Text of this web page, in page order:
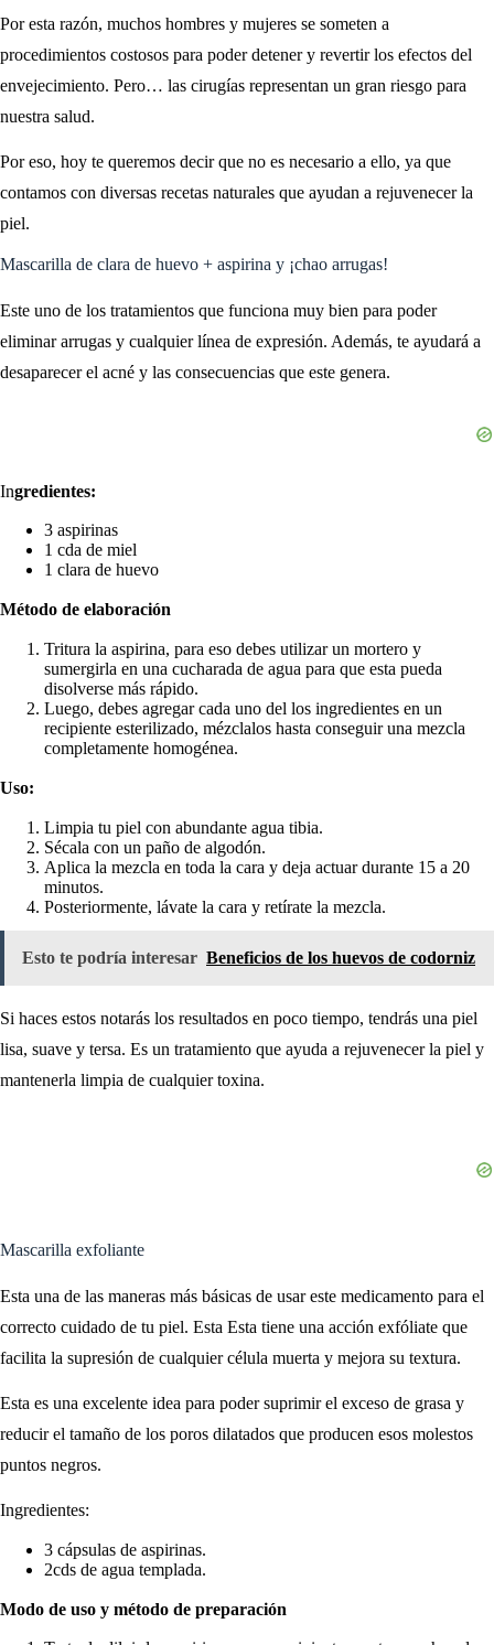
Por esta razón, muchos hombres y mujeres se someten a
procedimientos costosos para poder detener y revertir los efectos del
envejecimiento. Pero… las cirugías representan un gran riesgo para
nuestra salud.
Por eso, hoy te queremos decir que no es necesario a ello, ya que
contamos con diversas recetas naturales que ayudan a rejuvenecer la
piel.
Mascarilla de clara de huevo + aspirina y ¡chao arrugas!
Este uno de los tratamientos que funciona muy bien para poder
eliminar arrugas y cualquier línea de expresión. Además, te ayudará a
desaparecer el acné y las consecuencias que este genera.
Ingredientes:
3 aspirinas
1 cda de miel
1 clara de huevo
Método de elaboración
Tritura la aspirina, para eso debes utilizar un mortero y
sumergirla en una cucharada de agua para que esta pueda
disolverse más rápido.
Luego, debes agregar cada uno del los ingredientes en un
recipiente esterilizado, mézclalos hasta conseguir una mezcla
completamente homogénea.
Uso:
Limpia tu piel con abundante agua tibia.
Sécala con un paño de algodón.
Aplica la mezcla en toda la cara y deja actuar durante 15 a 20
minutos.
Posteriormente, lávate la cara y retírate la mezcla.
Esto te podría interesar Beneficios de los huevos de codorniz
Si haces estos notarás los resultados en poco tiempo, tendrás una piel
lisa, suave y tersa. Es un tratamiento que ayuda a rejuvenecer la piel y
mantenerla limpia de cualquier toxina.
Mascarilla exfoliante
Esta una de las maneras más básicas de usar este medicamento para el
correcto cuidado de tu piel. Esta Esta tiene una acción exfóliate que
facilita la supresión de cualquier célula muerta y mejora su textura.
Esta es una excelente idea para poder suprimir el exceso de grasa y
reducir el tamaño de los poros dilatados que producen esos molestos
puntos negros.
Ingredientes:
3 cápsulas de aspirinas.
2cds de agua templada.
Modo de uso y método de preparación